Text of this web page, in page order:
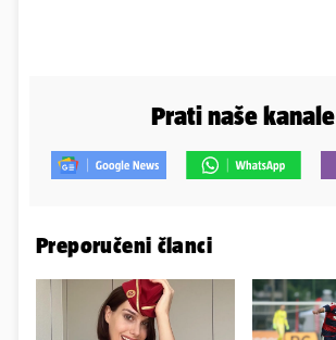
Prati naše kanale
Preporučeni članci